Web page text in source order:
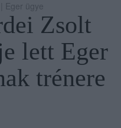
Eger ügye
Zsolt
lett Eger
trénere